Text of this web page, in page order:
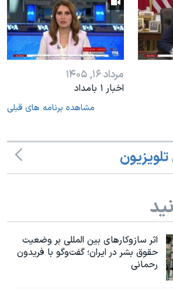
مرداد ۱۶, ۱۴۰۵
اخبار ۱ بامداد
مشاهده برنامه های قبلی
اثر ساز‌و‌کارهای بین المللی بر وضعیت
حقوق بشر در ایران؛ گفت‌وگو با فریدون
رحمانی